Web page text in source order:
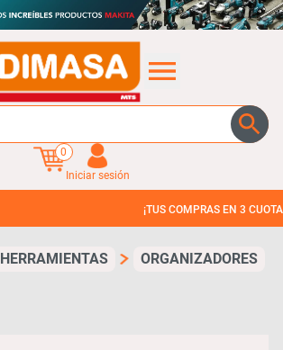
0
Iniciar sesión
¡TUS COMPRAS EN 3 CUOTAS SIN
HERRAMIENTAS ORGANIZADORES